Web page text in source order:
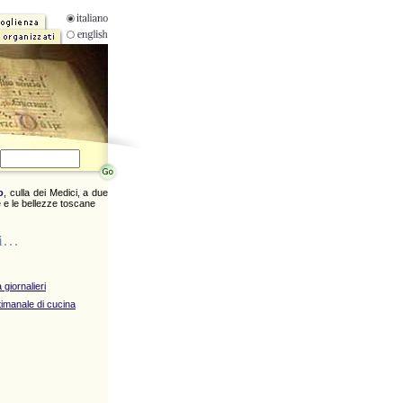
, culla dei Medici, a due
e le bellezze toscane
giornalieri
di cucina